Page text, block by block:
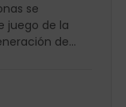
se
juego de la
de